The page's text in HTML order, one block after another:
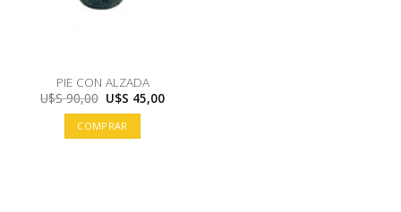
PIE CON ALZADA
U$S90,00 El
precio
original
era:
U$S
U$S 45,00El
COMPRAR